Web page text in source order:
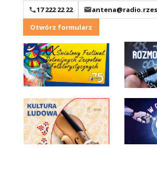
17 222 22 22
Otwórz formularz